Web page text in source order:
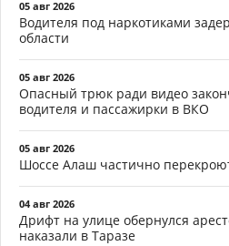
05 авг 2026
Водителя под наркотиками
области
05 авг 2026
Опасный трюк ради видео
водителя и пассажирки в ВКО
05 авг 2026
Шоссе Алаш частично
04 авг 2026
Дрифт на улице обернулся
наказали в Таразе